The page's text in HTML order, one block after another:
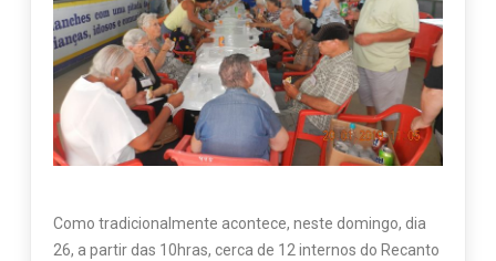
Como tradicionalmente acontece, neste domingo, dia
26, a partir das 10hras, cerca de 12 internos do Recanto